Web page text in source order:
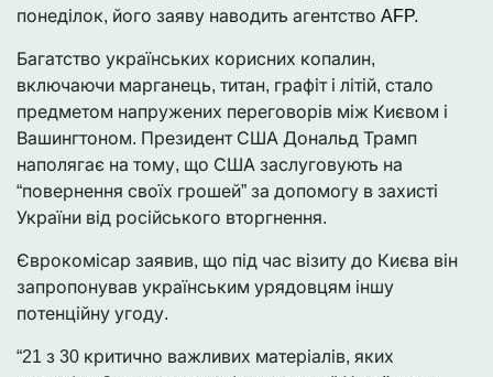
понеділок, його заяву наводить агентство AFP.
Багатство українських корисних копалин,
включаючи марганець, титан, графіт і літій, стало
предметом напружених переговорів між Києвом і
Вашингтоном. Президент США Дональд Трамп
наполягає на тому, що США заслуговують на
“повернення своїх грошей” за допомогу в захисті
України від російського вторгнення.
Єврокомісар заявив, що під час візиту до Києва він
запропонував українським урядовцям іншу
потенційну угоду.
“21 з 30 критично важливих матеріалів, яких